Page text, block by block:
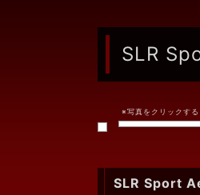
SLR
※写真をクリックする
SLR Sport